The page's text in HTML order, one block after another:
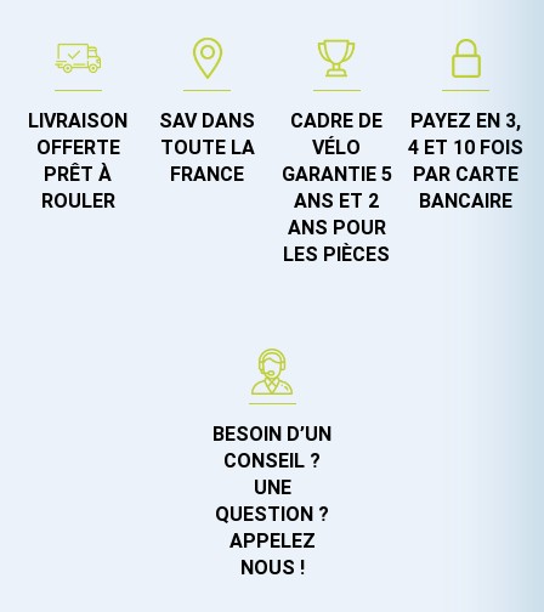
LIVRAISON
OFFERTE
PRÊT À
ROULER
SAV DANS
TOUTE LA
FRANCE
CADRE DE
VÉLO
GARANTIE 5
ANS ET 2
ANS POUR
LES PIÈCES
PAYEZ EN 3,
4 ET 10 FOIS
PAR CARTE
BANCAIRE
BESOIN D’UN
CONSEIL ?
UNE
QUESTION ?
APPELEZ
NOUS !